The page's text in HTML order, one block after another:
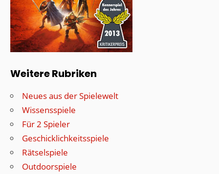
Weitere Rubriken
Neues aus der Spielewelt
Wissensspiele
Für 2 Spieler
Geschicklichkeitsspiele
Rätselspiele
Outdoorspiele